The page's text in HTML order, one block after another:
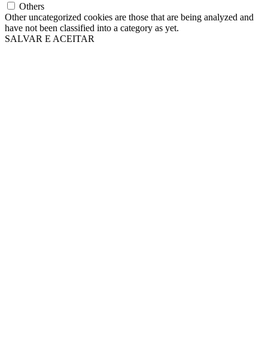
Others
Other uncategorized cookies are those that are being analyzed and
have not been classified into a category as yet.
SALVAR E ACEITAR